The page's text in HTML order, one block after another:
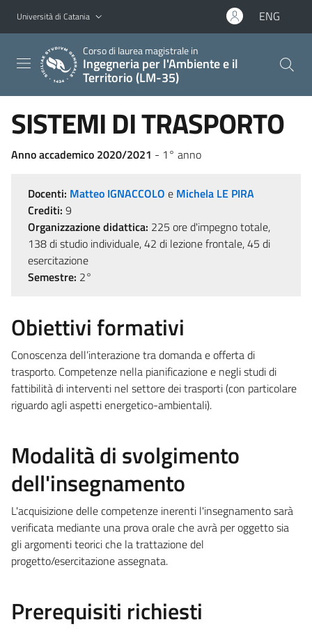
Vai al contenuto principale
Vai al menu di navigazione
Università di Catania ENG
Corso di laurea magistrale in
Ingegneria per l'Ambiente e il
Territorio (LM-35)
SISTEMI DI TRASPORTO
Anno accademico 2020/2021 - 1° anno
Docenti: Matteo IGNACCOLO e Michela LE PIRA
Crediti: 9
Organizzazione didattica: 225 ore d'impegno totale,
138 di studio individuale, 42 di lezione frontale, 45 di
esercitazione
Semestre: 2°
Obiettivi formativi
Conoscenza dell’interazione tra domanda e offerta di
trasporto. Competenze nella pianificazione e negli studi di
fattibilità di interventi nel settore dei trasporti (con particolare
riguardo agli aspetti energetico-ambientali).
Modalità di svolgimento
dell'insegnamento
L'acquisizione delle competenze inerenti l'insegnamento sarà
verificata mediante una prova orale che avrà per oggetto sia
gli argomenti teorici che la trattazione del
progetto/esercitazione assegnata.
Prerequisiti richiesti